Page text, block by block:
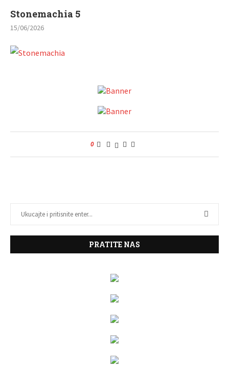
Stonemachia 5
15/06/2026
0
PRATITE NAS